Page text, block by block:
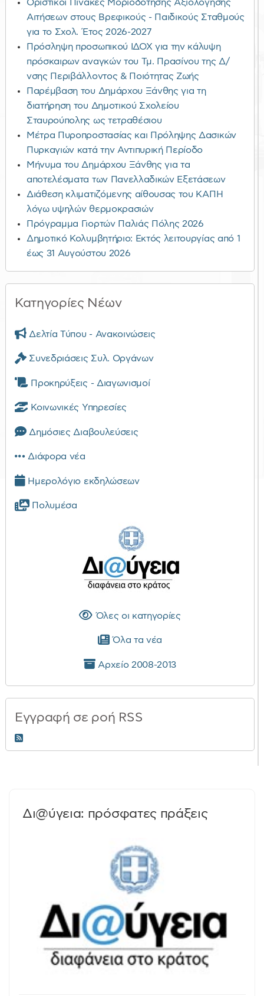
Οριστικοί Πίνακες Μοριοδότησης Αξιολόγησης
Αιτήσεων στους Βρεφικούς - Παιδικούς Σταθμούς
για το Σχολ. Έτος 2026-2027
Πρόσληψη προσωπικού ΙΔΟΧ για την κάλυψη
πρόσκαιρων αναγκών του Τμ. Πρασίνου της Δ/
νσης Περιβάλλοντος & Ποιότητας Ζωής
Παρέμβαση του Δημάρχου Ξάνθης για τη
διατήρηση του Δημοτικού Σχολείου
Σταυρούπολης ως τετραθέσιου
Μέτρα Πυροπροστασίας και Πρόληψης Δασικών
Πυρκαγιών κατά την Αντιπυρική Περίοδο
Μήνυμα του Δημάρχου Ξάνθης για τα
αποτελέσματα των Πανελλαδικών Εξετάσεων
Διάθεση κλιματιζόμενης αίθουσας του ΚΑΠΗ
λόγω υψηλών θερμοκρασιών
Πρόγραμμα Γιορτών Παλιάς Πόλης 2026
Δημοτικό Κολυμβητήριο: Εκτός λειτουργίας από 1
έως 31 Αυγούστου 2026
Κατηγορίες Νέων
Δελτία Τύπου - Ανακοινώσεις
Συνεδριάσεις Συλ. Οργάνων
Προκηρύξεις - Διαγωνισμοί
Κοινωνικές Υπηρεσίες
Δημόσιες Διαβουλεύσεις
Διάφορα νέα
Ημερολόγιο εκδηλώσεων
Πολυμέσα
Όλες οι κατηγορίες
Όλα τα νέα
Αρχείο 2008-2013
Εγγραφή σε ροή RSS
RSS 2.0
Δι@ύγεια: πρόσφατες πράξεις